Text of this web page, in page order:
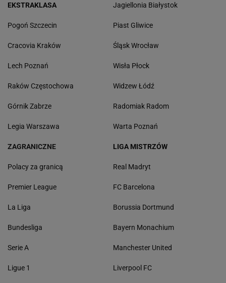
EKSTRAKLASA
Pogoń Szczecin
Cracovia Kraków
Lech Poznań
Raków Częstochowa
Górnik Zabrze
Legia Warszawa
Jagiellonia Białystok
Piast Gliwice
Śląsk Wrocław
Wisła Płock
Widzew Łódź
Radomiak Radom
Warta Poznań
ZAGRANICZNE
Polacy za granicą
Premier League
La Liga
Bundesliga
Serie A
Ligue 1
LIGA MISTRZÓW
Real Madryt
FC Barcelona
Borussia Dortmund
Bayern Monachium
Manchester United
Liverpool FC